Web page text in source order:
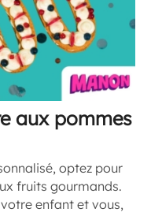
aux pommes
optez pour
fruits gourmands.
enfant et vous,